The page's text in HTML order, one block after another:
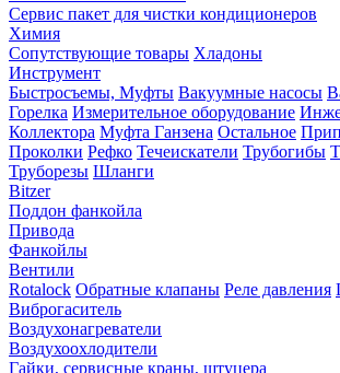
Сервис пакет для чистки кондиционеров
Химия
Сопутствующие товары Хладоны
Инструмент
Быстросъемы, Муфты Вакуумные насосы
Горелка Измерительное оборудование
Коллектора Муфта Ганзена Остальное
Проколки Рефко Течеискатели Трубогибы
Труборезы Шланги
Bitzer
Поддон фанкойла
Привода
Фанкойлы
Вентили
Rotalock Обратные клапаны Реле давления
Виброгаситель
Воздухонагреватели
Воздухоохлодители
Гайки, сервисные краны, штуцера